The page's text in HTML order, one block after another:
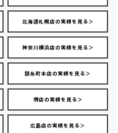
北海道札幌店の実績を見る＞
神奈川横浜店の実績を見る＞
錦糸町本店の実績を見る＞
堺店の実績を見る＞
広島店の実績を見る＞